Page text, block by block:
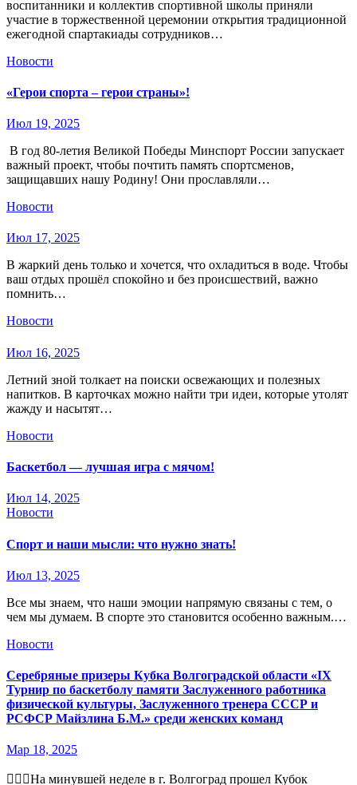
воспитанники и коллектив спортивной школы приняли
участие в торжественной церемонии открытия традиционной
ежегодной спартакиады сотрудников…
Новости
«Герои спорта – герои страны»!
Июл 19, 2025
️ В год 80-летия Великой Победы Минспорт России запускает
важный проект, чтобы почтить память спортсменов,
защищавших нашу Родину! Они прославляли…
Новости
Июл 17, 2025
В жаркий день только и хочется, что охладиться в воде. Чтобы
ваш отдых прошёл спокойно и без происшествий, важно
помнить…
Новости
Июл 16, 2025
Летний зной толкает на поиски освежающих и полезных
напитков. В карточках можно найти три идеи, которые утолят
жажду и насытят…
Новости
Баскетбол — лучшая игра с мячом!
Июл 14, 2025
Новости
Спорт и наши мысли: что нужно знать!
Июл 13, 2025
Все мы знаем, что наши эмоции напрямую связаны с тем, о
чем мы думаем. В спорте это становится особенно важным.…
Новости
Серебряные призеры Кубка Волгоградской области «IX
Турнир по баскетболу памяти Заслуженного работника
физической культуры, Заслуженного тренера СССР и
РСФСР Майзлина Б.М.» среди женских команд
Мар 18, 2025
⛹🏼‍♀️На минувшей неделе в г. Волгоград прошел Кубок